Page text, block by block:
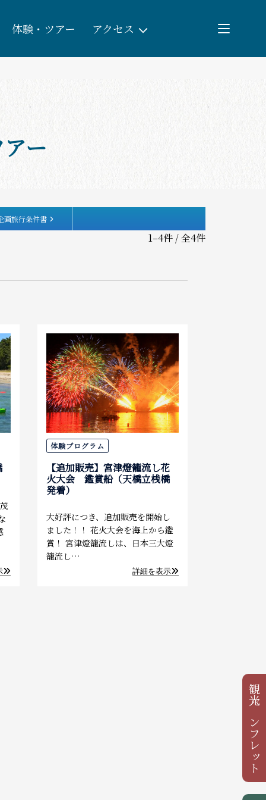
観光パンフレット
体験・ツアー アクセス
団体予約
教育/研修旅行
観る・遊ぶ
泊まる
アクセス
ー
画旅行条件書
1–4件 / 全4件
体験プログラム
【追加販売】宮津燈籠流し花
火大会 鑑賞船（天橋立桟橋
発着）
大好評につき、追加販売を開始し
ました！！ 花火大会を海上から鑑
賞！ 宮津燈籠流しは、日本三大燈
籠流し…
詳細を表示